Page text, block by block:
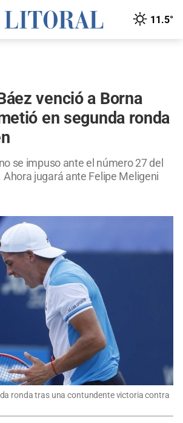
11.5°
venció a Borna
en segunda ronda
se impuso ante el número 27 del
jugará ante Felipe Meligeni
ronda tras una contundente victoria contra